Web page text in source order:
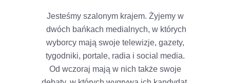
Jesteśmy szalonym krajem. Żyjemy w
dwóch bańkach medialnych, w których
wyborcy mają swoje telewizje, gazety,
tygodniki, portale, radia i social media.
Od wczoraj mają w nich także swoje